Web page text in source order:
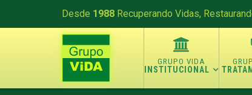
Desde 1988 Recuperando Vidas,
INSTITUCIONAL